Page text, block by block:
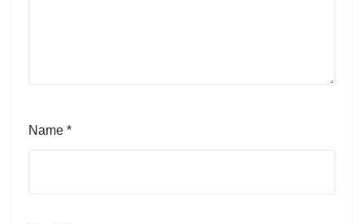
Name *